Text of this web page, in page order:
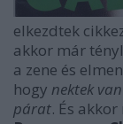
elkezdtek
akkor már
a zene és
hogy nektek
párat. És